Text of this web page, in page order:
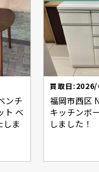
ンチ
ト ベ
しま
買取日
福岡市西区
キッチンボ
しました！